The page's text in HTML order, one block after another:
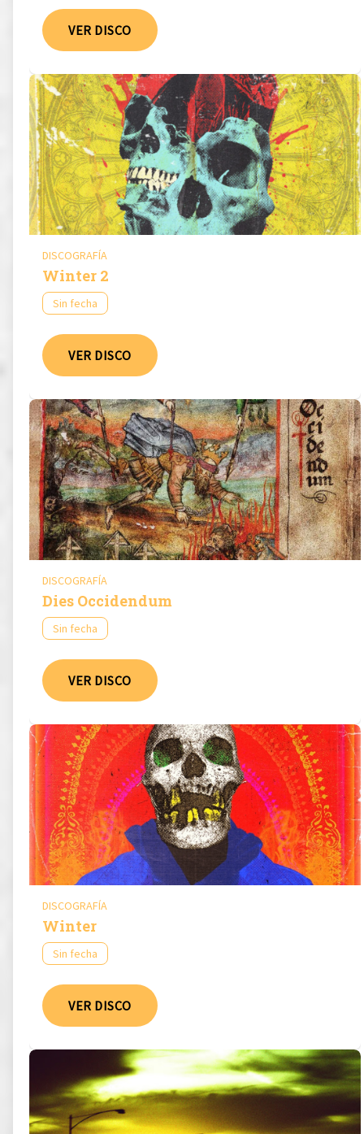
VER DISCO
DISCOGRAFÍA
Winter 2
Sin fecha
VER DISCO
DISCOGRAFÍA
Dies Occidendum
Sin fecha
VER DISCO
DISCOGRAFÍA
Winter
Sin fecha
VER DISCO